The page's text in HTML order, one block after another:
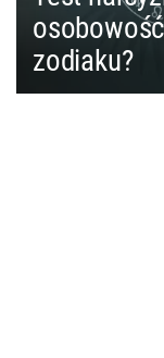
zodiaku?